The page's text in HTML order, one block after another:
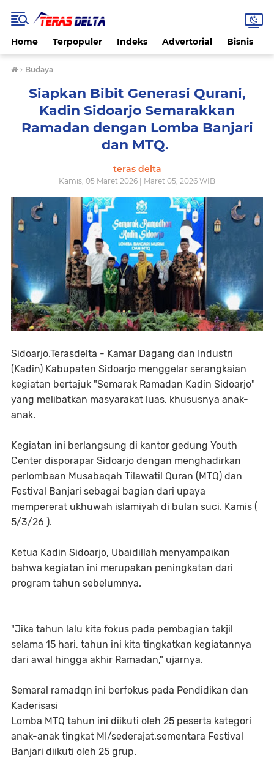
Home Terpopuler Indeks Advertorial Bisnis
› Budaya
Siapkan Bibit Generasi Qurani,
Kadin Sidoarjo Semarakkan
Ramadan dengan Lomba Banjari
dan MTQ. ‎
teras delta
Kamis, 05 Maret 2026 | Maret 05, 2026 WIB
‎Sidoarjo.Terasdelta - Kamar Dagang dan Industri
(Kadin) Kabupaten Sidoarjo menggelar serangkaian
kegiatan bertajuk "Semarak Ramadan Kadin Sidoarjo"
yang melibatkan masyarakat luas, khususnya anak-
anak.
‎Kegiatan ini berlangsung di kantor gedung Youth
Center disporapar Sidoarjo dengan menghadirkan
perlombaan Musabaqah Tilawatil Quran (MTQ) dan
Festival Banjari sebagai bagian dari upaya
mempererat ukhuwah islamiyah di bulan suci. Kamis (
5/3/26 ).
‎​Ketua Kadin Sidoarjo, Ubaidillah menyampaikan
bahwa kegiatan ini merupakan peningkatan dari
program tahun sebelumnya.
"Jika tahun lalu kita fokus pada pembagian takjil
selama 15 hari, tahun ini kita tingkatkan kegiatannya
dari awal hingga akhir Ramadan," ujarnya.
‎Semaral ramadqn ini berfokus pada Pendidikan dan
Kaderisasi
‎​Lomba MTQ tahun ini diikuti oleh 25 peserta kategori
anak-anak tingkat MI/sederajat,sementara Festival
Banjari diikuti oleh 25 grup.